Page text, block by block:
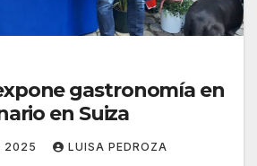
gastronomía en
en Suiza
2025 LUISA PEDROZA